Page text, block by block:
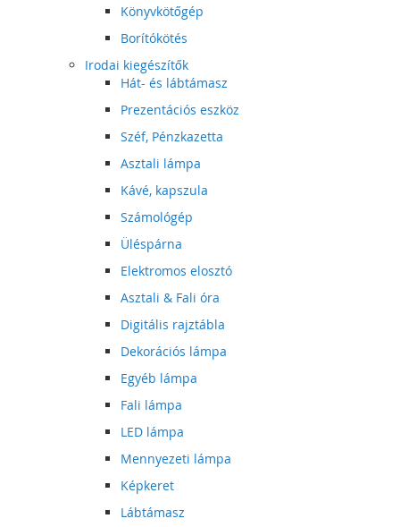
Könyvkötőgép
Borítókötés
Irodai kiegészítők
Hát- és lábtámasz
Prezentációs eszköz
Széf, Pénzkazetta
Asztali lámpa
Kávé, kapszula
Számológép
Üléspárna
Elektromos elosztó
Asztali & Fali óra
Digitális rajztábla
Dekorációs lámpa
Egyéb lámpa
Fali lámpa
LED lámpa
Mennyezeti lámpa
Képkeret
Lábtámasz